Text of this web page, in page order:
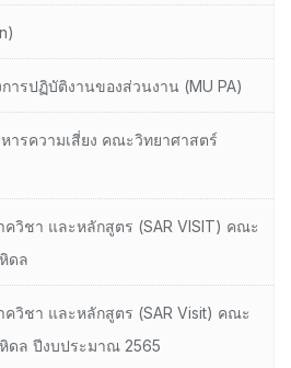
รปฏิบัติงานของส่วนงาน (MU PA)
ารความเสี่ยง คณะวิทยาศาสตร์
วิชา และหลักสูตร (SAR VISIT) คณะ
ดล
วิชา และหลักสูตร (SAR Visit) คณะ
ดล ปีงบประมาณ 2565